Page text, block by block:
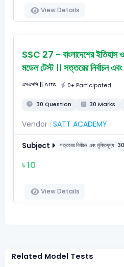
View Details
SSC 27 - বাংলাদেশের ইতিহাস
মডেল টেস্ট ।। সত্তরের নির্বাচন
এসএসসি || Arts 0+ Participated
30 Question 30 Marks
Vendor : SATT ACADEMY
Subject সত্তরের নির্বাচন এবং মুক্তিযুদ্ধ 30
৳ 10
View Details
Related Model Tests